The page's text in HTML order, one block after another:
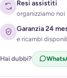
Acconsento
l'avviso di
Resi assistiti
organizziamo noi
Garanzia 24
e ricambi
Hai dubbi?